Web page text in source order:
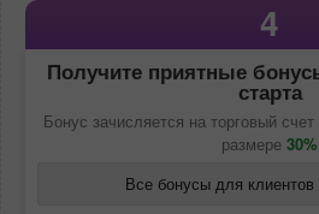
4
Получите приятные
старта
Бонус зачисляется на торговый
размере 30%
Все бонусы для